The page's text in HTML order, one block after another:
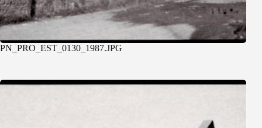
PN_PRO_EST_0130_1987.JPG